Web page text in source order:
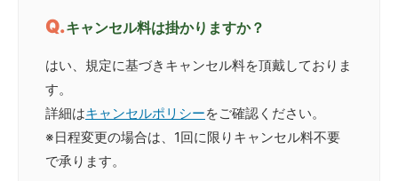
キャンセル料は掛かりますか？
はい、規定に基づきキャンセル料を頂戴しておりま
す。
詳細はキャンセルポリシーをご確認ください。
※日程変更の場合は、1回に限りキャンセル料不要
で承ります。